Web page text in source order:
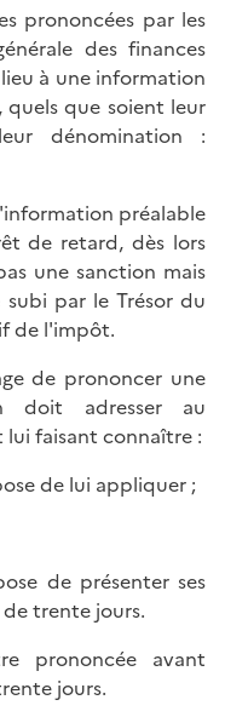
prononcées par les
des finances
à une information
que soient leur
dénomination :
préalable
de retard, dès lors
une sanction mais
par le Trésor du
de l'impôt.
de prononcer une
doit adresser au
faisant connaître :
de lui appliquer ;
de présenter ses
trente jours.
prononcée avant
jours.